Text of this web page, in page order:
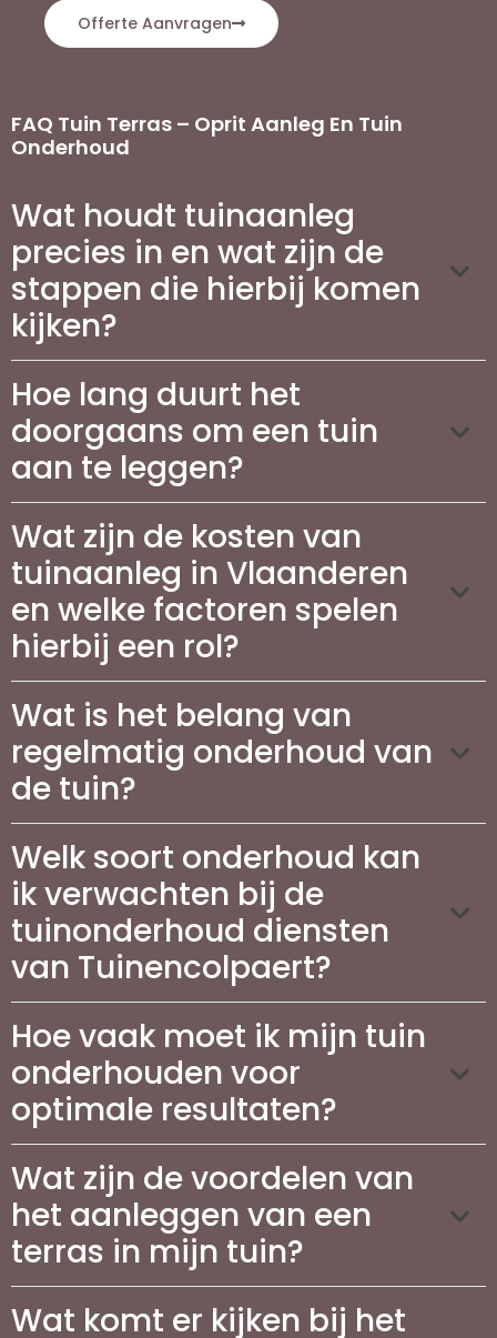
Offerte Aanvragen
FAQ Tuin Terras – Oprit Aanleg En Tuin
Onderhoud
Wat houdt tuinaanleg
precies in en wat zijn de
stappen die hierbij komen
kijken?
Hoe lang duurt het
doorgaans om een tuin
aan te leggen?
Wat zijn de kosten van
tuinaanleg in Vlaanderen
en welke factoren spelen
hierbij een rol?
Wat is het belang van
regelmatig onderhoud van
de tuin?
Welk soort onderhoud kan
ik verwachten bij de
tuinonderhoud diensten
van Tuinencolpaert?
Hoe vaak moet ik mijn tuin
onderhouden voor
optimale resultaten?
Wat zijn de voordelen van
het aanleggen van een
terras in mijn tuin?
Wat komt er kijken bij het